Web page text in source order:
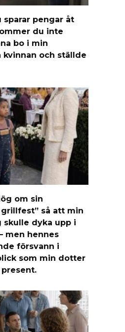
pengar åt
du inte
bo i min
och ställde
om sin
grillfest” så att min
skulle dyka upp i
men hennes
försvann i
som min dotter